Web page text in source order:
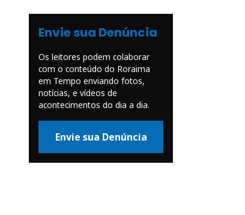
Envie sua Denúncia
Os leitores podem colaborar
com o conteúdo do Roraima
em Tempo enviando fotos,
notícias, e vídeos de
acontecimentos do dia a dia.
Envie sua Denúncia